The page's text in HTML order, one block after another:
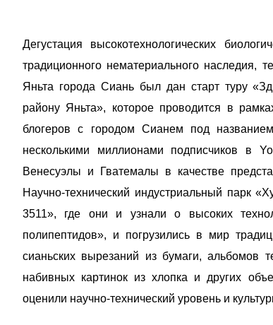
Дегустация высокотехнологических
традиционного нематериального
Яньта города Сиань был дан старт туру
району Яньта», которое проводится в
блогеров с городом Сианем под
несколькими миллионами подписчиков в
Венесуэлы и Гватемалы в качестве
Научно-технический индустриальный парк
3511», где они и узнали о высоких
полипептидов», и погрузились в мир
сианьских вырезаний из бумаги, альбомов
набивных картинок из хлопка и других
оценили научно-технический уровень и